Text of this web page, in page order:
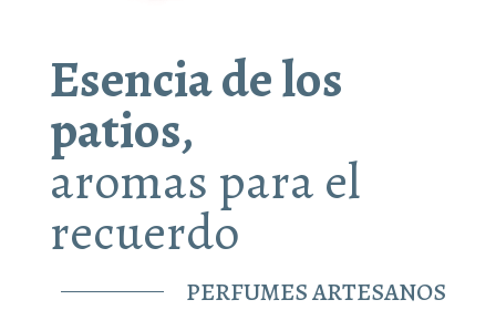
Esencia de los
patios,
aromas para el
recuerdo
PERFUMES ARTESANOS